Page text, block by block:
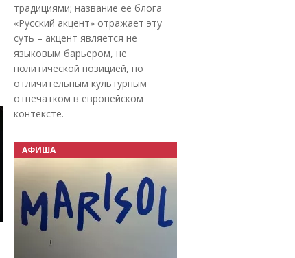
традициями; название её блога
«Русский акцент» отражает эту
суть – акцент является не
языковым барьером, не
политической позицией, но
отличительным культурным
отпечатком в европейском
контексте.
АФИША